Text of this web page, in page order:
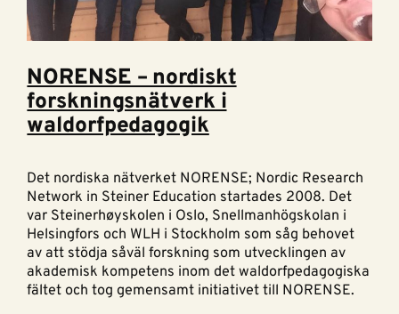
NORENSE – nordiskt
forskningsnätverk i
waldorfpedagogik
Det nordiska nätverket NORENSE; Nordic Research
Network in Steiner Education startades 2008. Det
var Steinerhøyskolen i Oslo, Snellmanhögskolan i
Helsingfors och WLH i Stockholm som såg behovet
av att stödja såväl forskning som utvecklingen av
akademisk kompetens inom det waldorfpedagogiska
fältet och tog gemensamt initiativet till NORENSE.